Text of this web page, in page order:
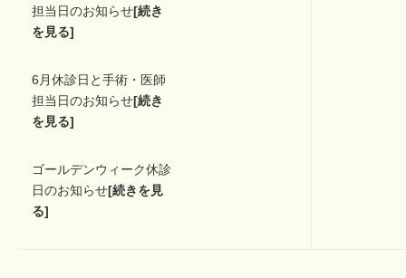
担当日のお知らせ[続き
を見る]
6月休診日と手術・医師
担当日のお知らせ[続き
を見る]
ゴールデンウィーク休診
日のお知らせ[続きを見
る]